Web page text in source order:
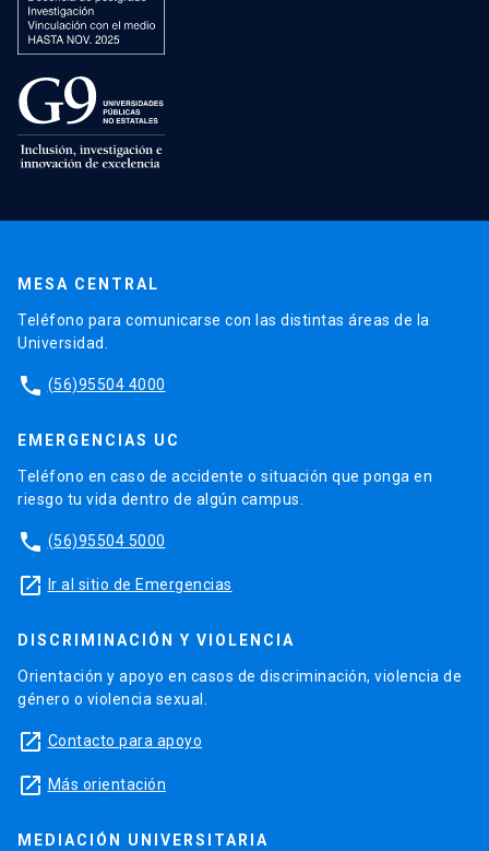
MESA CENTRAL
Teléfono para comunicarse con las distintas áreas de la
Universidad.
phone (56)95504 4000
EMERGENCIAS UC
Teléfono en caso de accidente o situación que ponga en
riesgo tu vida dentro de algún campus.
phone (56)95504 5000
launch Ir al sitio de Emergencias
DISCRIMINACIÓN Y VIOLENCIA
Orientación y apoyo en casos de discriminación, violencia de
género o violencia sexual.
launch Contacto para apoyo
launch Más orientación
MEDIACIÓN UNIVERSITARIA